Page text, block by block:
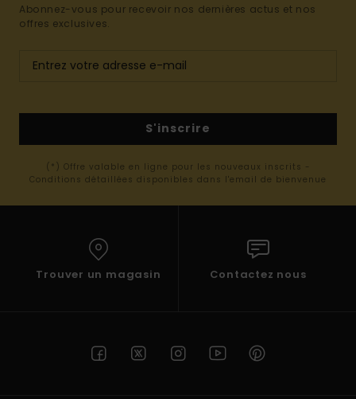
Abonnez-vous pour recevoir nos dernières actus et nos
offres exclusives.
S'inscrire
(*) Offre valable en ligne pour les nouveaux inscrits -
Conditions détaillées disponibles dans l'email de bienvenue
Trouver un magasin Contactez nous